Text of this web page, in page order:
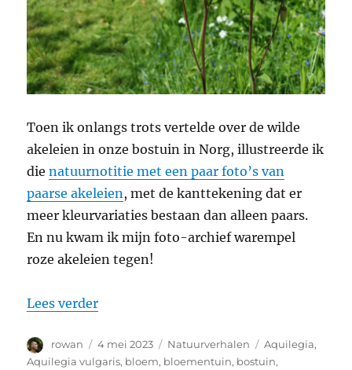
Toen ik onlangs trots vertelde over de wilde
akeleien in onze bostuin in Norg, illustreerde ik
dienatuurnotitie met een paar foto’s van
paarse akeleien, met de kanttekening dat er
meer kleurvariaties bestaan dan alleen paars.
En nu kwam ik mijn foto-archief warempel
roze akeleien tegen!
Lees verder“Wilde akelei: ook in het roze”
Auteur
rowan
Geplaatst
op
4 mei 2023 Categorieën
Natuurverhalen Tags
Aquilegia,
Aquilegia vulgaris, bloem, bloementuin, bostuin,